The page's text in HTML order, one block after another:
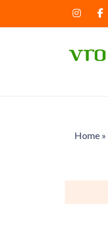
Home»